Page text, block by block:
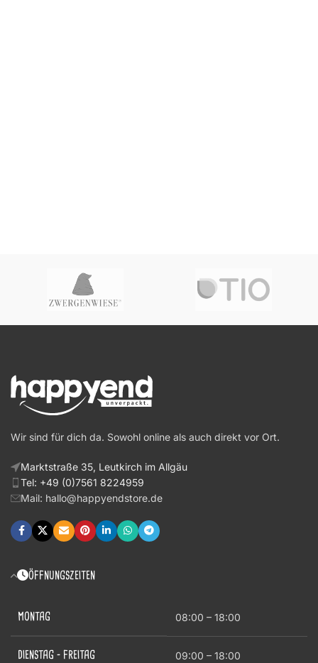
Wir sind für dich da. Sowohl online als auch direkt vor Ort.
Marktstraße 35, Leutkirch im Allgäu
Tel: +49 (0)7561 8224959
Mail: hallo@happyendstore.de
ÖFFNUNGSZEITEN
MONTAG 08:00 – 18:00
DIENSTAG – FREITAG 09:00 – 18:00